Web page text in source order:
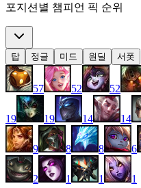
포지션별 챔피언 픽 순위
탑 정글 미드 원딜 서폿
57 52 52
19 19 14 14
9 8 8 6
2 1 1 1